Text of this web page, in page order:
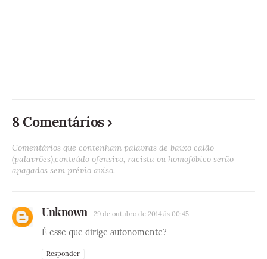
8 Comentários
Comentários que contenham palavras de baixo calão
(palavrões),conteúdo ofensivo, racista ou homofóbico serão
apagados sem prévio aviso.
Unknown 29 de outubro de 2014 às 00:45
É esse que dirige autonomente?
Responder